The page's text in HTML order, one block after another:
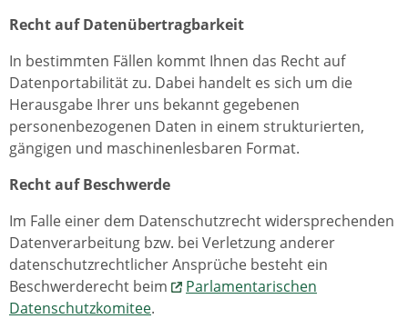
Recht auf Datenübertragbarkeit
In bestimmten Fällen kommt Ihnen das Recht auf
Datenportabilität zu. Dabei handelt es sich um die
Herausgabe Ihrer uns bekannt gegebenen
personenbezogenen Daten in einem strukturierten,
gängigen und maschinenlesbaren Format.
Recht auf Beschwerde
Im Falle einer dem Datenschutzrecht widersprechenden
Datenverarbeitung bzw. bei Verletzung anderer
datenschutzrechtlicher Ansprüche besteht ein
Beschwerderecht beim
Parlamentarischen
Datenschutzkomitee.